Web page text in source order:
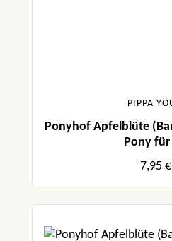
PIPPA
Ponyhof Apfelblüte
Pony
7,95